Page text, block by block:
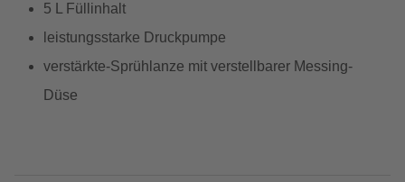
5 L Füllinhalt
leistungsstarke Druckpumpe
verstärkte-Sprühlanze mit verstellbarer Messing-
Düse